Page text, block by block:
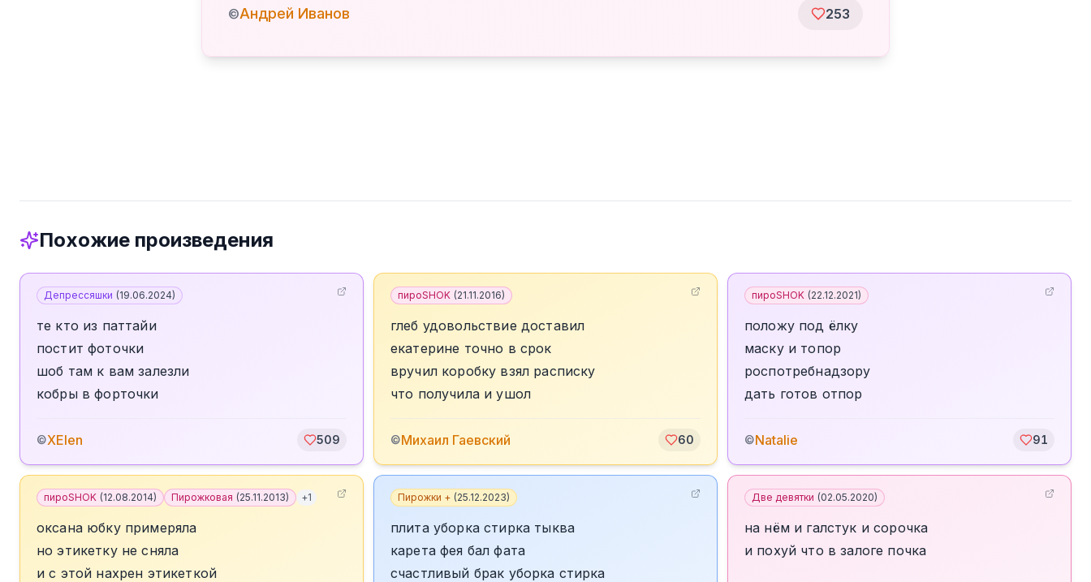
©Андрей Иванов 253
Похожие произведения
Депрессяшки (19.06.2024)
те кто из паттайи
постит фоточки
шоб там к вам залезли
кобры в форточки
©XElen 509
пироSHOK (21.11.2016)
глеб удовольствие доставил
екатерине точно в срок
вручил коробку взял расписку
что получила и ушол
©Михаил Гаевский 60
пироSHOK (22.12.2021)
положу под ёлку
маску и топор
роспотребнадзору
дать готов отпор
©Natalie 91
пироSHOK (12.08.2014) Пирожковая (25.11.2013) +1
оксана юбку примеряла
но этикетку не сняла
и с этой нахрен этикеткой
Пирожки + (25.12.2023)
плита уборка стирка тыква
карета фея бал фата
счастливый брак уборка стирка
Две девятки (02.05.2020)
на нём и галстук и сорочка
и похуй что в залоге почка